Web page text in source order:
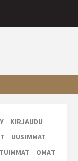
KIRJAUDU
UUSIMMAT
OMAT